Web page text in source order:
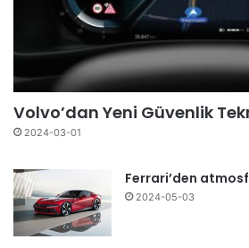
Volvo’dan Yeni Güvenlik
2024-03-01
Ferrari’den
2024-05-03